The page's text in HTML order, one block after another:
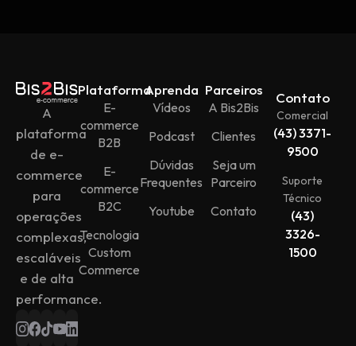
A
plataforma
de e-
commerce
para
operações
complexas,
escaláveis
e de alta
performance.
Plataforma
E-
commerce
B2B
E-
commerce
B2C
Tecnologia
Custom
Commerce
Aprenda
Vídeos
Podcast
Dúvidas
Frequentes
Youtube
Parceiros
A Bis2Bis
Clientes
Seja um
Parceiro
Contato
Contato
Comercial
(43) 3371-
9500
Suporte
Técnico
(43)
3326-
1500